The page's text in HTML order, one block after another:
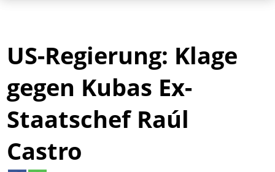
US-Regierung: Klage
gegen Kubas Ex-
Staatschef Raúl
Castro